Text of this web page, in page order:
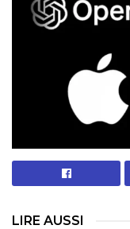
LIRE AUSSI